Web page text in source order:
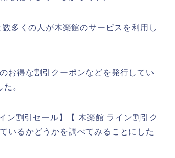
多くの人が木楽館のサービスを利用し
お得な割引クーポンなどを発行してい
。
ン割引セール】【 木楽館 ライン割引ク
いるかどうかを調べてみることにした